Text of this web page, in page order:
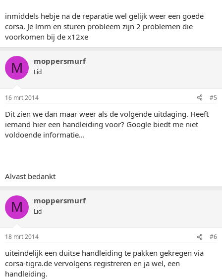
inmiddels hebje na de reparatie wel gelijk weer een goede
corsa. Je lmm en sturen probleem zijn 2 problemen die
voorkomen bij de x12xe
M moppersmurf
Lid
16 mrt 2014 #5
Dit zien we dan maar weer als de volgende uitdaging. Heeft
iemand hier een handleiding voor? Google biedt me niet
voldoende informatie...
Alvast bedankt
M moppersmurf
Lid
18 mrt 2014 #6
uiteindelijk een duitse handleiding te pakken gekregen via
corsa-tigra.de vervolgens registreren en ja wel, een
handleiding.